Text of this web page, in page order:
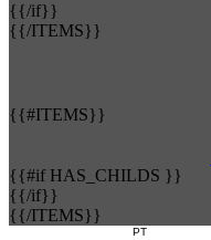
{{/if}}
{{/ITEMS}}
{{#ITEMS}}
{{#if HAS_CHILDS }}
{{/if}}
{{/ITEMS}}
PT